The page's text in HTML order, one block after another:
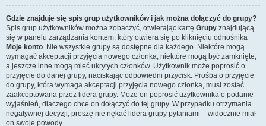
Gdzie znajduje się spis grup użytkowników i jak można dołączyć do grupy?
Spis grup użytkowników można zobaczyć, otwierając kartę Grupy znajdującą
się w panelu zarządzania kontem, który otwiera się po kliknięciu odnośnika
Moje konto. Nie wszystkie grupy są dostępne dla każdego. Niektóre mogą
wymagać akceptacji przyjęcia nowego członka, niektóre mogą być zamknięte,
a jeszcze inne mogą mieć ukrytych członków. Użytkownik może poprosić o
przyjęcie do danej grupy, naciskając odpowiedni przycisk. Prośba o przyjęcie
do grupy, która wymaga akceptacji przyjęcia nowego członka, musi zostać
zaakceptowana przez lidera grupy. Może on poprosić użytkownika o podanie
wyjaśnień, dlaczego chce on dołączyć do tej grupy. W przypadku otrzymania
negatywnej decyzji, proszę nie nękać lidera grupy pytaniami – widocznie miał
on swoje powody.